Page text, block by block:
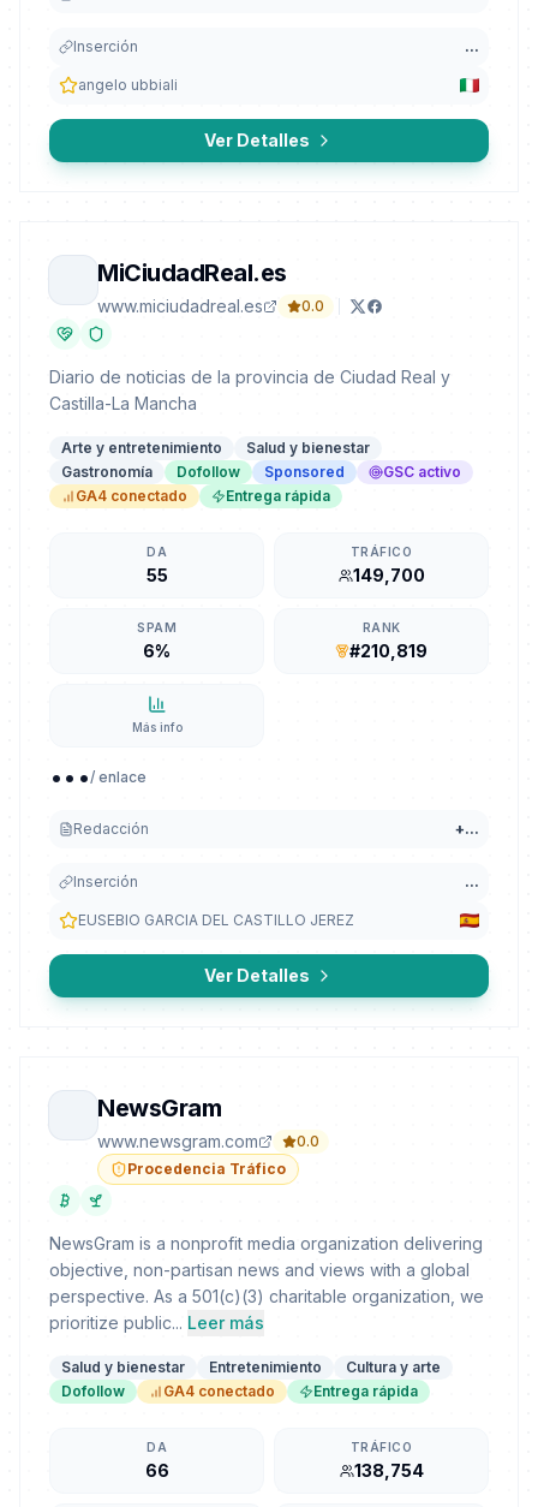
Inserción ...
angelo ubbiali
Ver Detalles
MiCiudadReal.es
www.miciudadreal.es 0.0
Diario de noticias de la provincia de Ciudad Real y
Castilla-La Mancha
Arte y entretenimiento
Salud y bienestar
Gastronomía
Dofollow Sponsored
GSC activo
GA4 conectado
Entrega rápida
DA
55
TRÁFICO
149,700
SPAM
6%
RANK
#210,819
Más info
.../ enlace
Redacción +...
Inserción ...
EUSEBIO GARCIA DEL CASTILLO JEREZ
Ver Detalles
NewsGram
www.newsgram.com
0.0
Procedencia Tráfico
NewsGram is a nonprofit media organization delivering
objective, non-partisan news and views with a global
perspective. As a 501(c)(3) charitable organization, we
prioritize public... Leer más
Salud y bienestar Entretenimiento
Cultura y arte
Dofollow
GA4 conectado Entrega rápida
DA
66
TRÁFICO
138,754